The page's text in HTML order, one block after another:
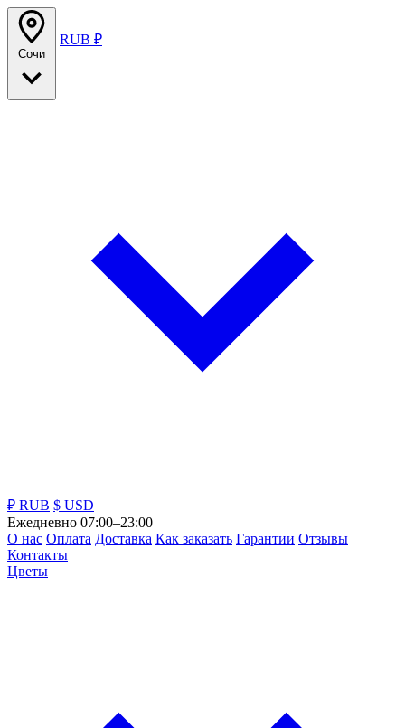
Сочи
RUB ₽
₽ RUB $ USD
Ежедневно 07:00–23:00
О нас Оплата Доставка Как заказать Гарантии Отзывы
Контакты
Цветы